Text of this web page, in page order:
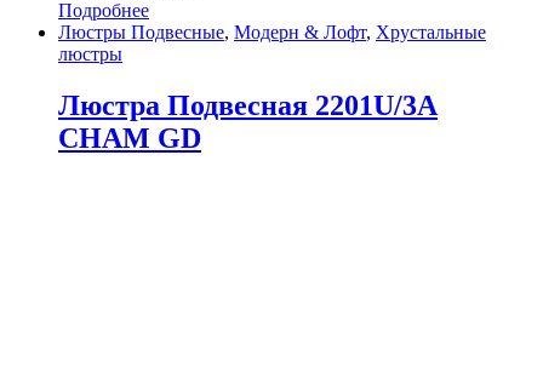
Подробнее
Люстры Подвесные, Модерн & Лофт, Хрустальные
люстры
Люстра Подвесная 2201U/3A
CHAM GD